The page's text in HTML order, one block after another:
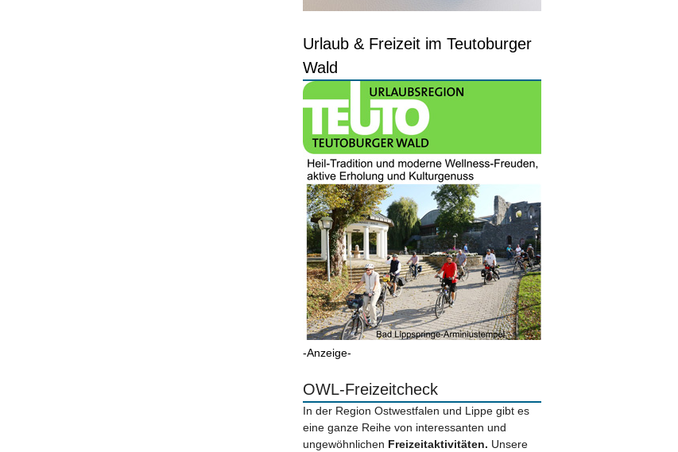
Urlaub & Freizeit im Teutoburger
Wald
-Anzeige-
OWL-Freizeitcheck
In der Region Ostwestfalen und Lippe gibt es
eine ganze Reihe von interessanten und
ungewöhnlichen Freizeitaktivitäten. Unsere